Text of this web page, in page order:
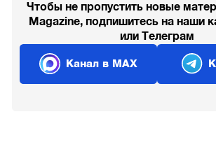
Чтобы не пропустить новые
Magazine, подпишитесь на наши
или Телеграм
Канал в MAX